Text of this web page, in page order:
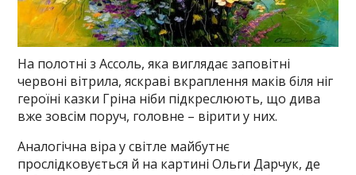
На полотні з Ассоль, яка виглядає заповітні
червоні вітрила, яскраві вкраплення маків біля ніг
героїні казки Гріна ніби підкреслюють, що дива
вже зовсім поруч, головне – вірити у них.
Аналогічна віра у світле майбутнє
прослідковується й на картині Ольги Дарчук, де